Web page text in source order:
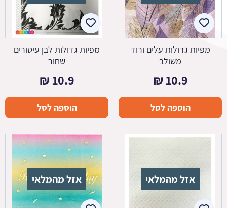
מפיות גדולות עלים ורוד
משולב
10.9
₪
הוספה לסל
מפיות גדולות לבן עיטורים
שחור
10.9
₪
הוספה לסל
אזל מהמלאי אזל מהמלאי